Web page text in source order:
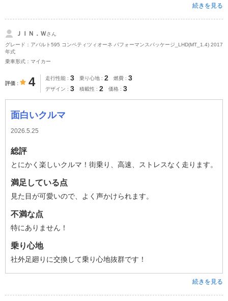
続きを見る
ＪＩＮ．Ｗさん
グレード：アバルト595 コンペティツィオーネ パフォーマンスパッケージ_LHD(MT_1.4) 2017
年式
乗車形式：マイカー
評価 4 走行性能 3 乗り心地 2 燃費 3
デザイン 3 積載性 2 価格 3
面白いクルマ
2026.5.25
総評
とにかく楽しいクルマ！街乗り、高速、ストレスなく走ります。
満足している点
見た目が可愛いので、よく声かけられます。
不満な点
特にありません！
乗り心地
社外足廻りに交換して乗り心地抜群です！
続きを見る